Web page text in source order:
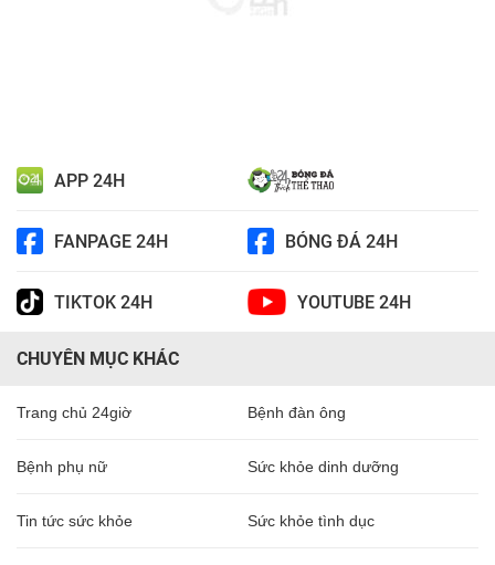
APP 24H
FANPAGE 24H BÓNG ĐÁ 24H
TIKTOK 24H YOUTUBE 24H
CHUYÊN MỤC KHÁC
Trang chủ 24giờ Bệnh đàn ông
Bệnh phụ nữ Sức khỏe dinh dưỡng
Tin tức sức khỏe Sức khỏe tình dục